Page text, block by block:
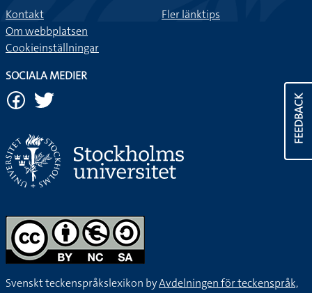
FEEDBACK
Kontakt
Om webbplatsen
Cookieinställningar
Fler länktips
SOCIALA MEDIER
Svenskt teckenspråkslexikon byAvdelningen för teckenspråk,